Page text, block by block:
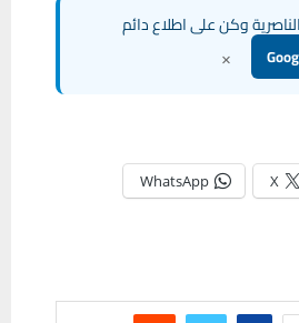
وكن على اطلاع دائم
×
X
WhatsApp